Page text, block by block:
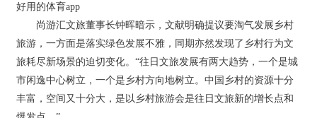
好用的体育app
尚游汇文旅董事长钟晖暗示，文献明确提议要淘气发展乡村
旅游，一方面是落实绿色发展不雅，同期亦然发现了乡村行为文
旅耗尽新场景的迫切变化。“往日文旅发展有两大趋势，一个是城
市闲逸中心树立，一个是乡村方向地树立。中国乡村的资源十分
丰富，空间又十分大，是以乡村旅游会是往日文旅新的增长点和